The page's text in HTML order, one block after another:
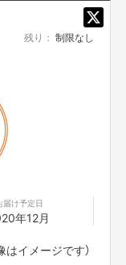
残り： 制限なし
届け予定日
年12月
イメージです）